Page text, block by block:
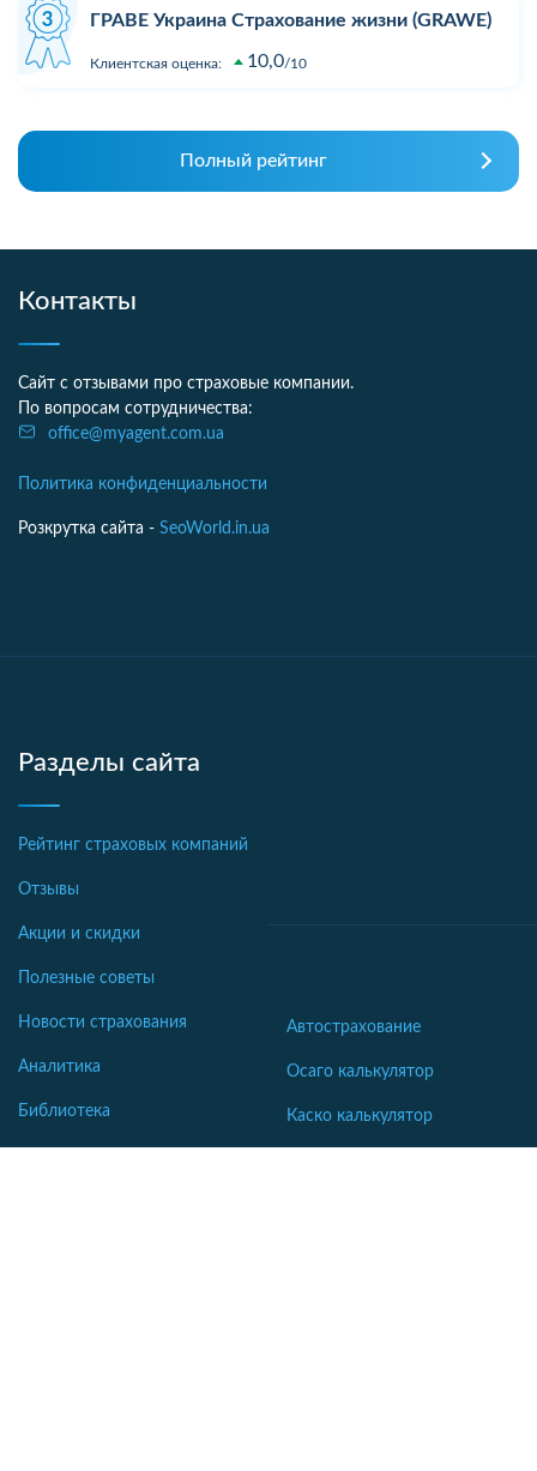
ГРАВЕ Украина Страхование жизни (GRAWE)
Клиентская оценка: 10,0 10
Полный рейтинг
Контакты
Сайт с отзывами про страховые компании.
По вопросам сотрудничества:
office@myagent.com.ua
Политика конфиденциальности
Розкрутка сайта - SeoWorld.in.ua
Разделы сайта
Рейтинг страховых компаний
Отзывы
Акции и скидки
Полезные советы
Новости страхования
Аналитика
Библиотека
Автострахование
Осаго калькулятор
Каско калькулятор